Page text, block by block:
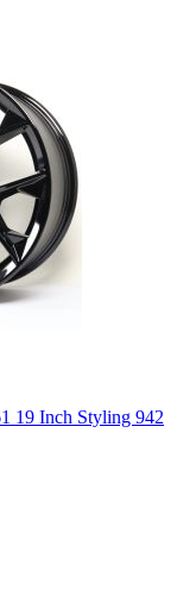
19 Inch Styling 942